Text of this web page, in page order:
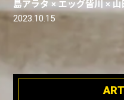
島アラタ × エッグ皆川 ×
2023.10.15